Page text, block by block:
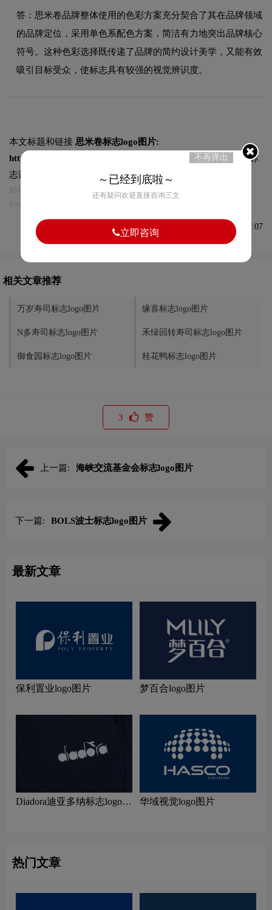
答：思米卷品牌整体使用的色彩方案充分契合了其在品牌领域
的品牌定位，采用单色系配色方案，简洁有力地突出品牌核心
符号。这种色彩选择既传递了品牌的简约设计美学，又能有效
吸引目标受众，使标志具有较强的视觉辨识度。
本文标题和链接 思米卷标志logo图片:
https://logo9.net/works/10680.html
转载时请注明出处为诗宸标
志设计及本链接!
如有内容侵犯您的合法权益，请及时与我们联系
发布于2023-03-23 09:17:07
相关文章推荐
万岁寿司标志logo图片 缘喜标志logo图片
N多寿司标志logo图片 禾绿回转寿司标志logo图片
御食园标志logo图片 桂花鸭标志logo图片
3 赞
上一篇: 海峡交流基金会标志logo图片
下一篇: BOLS波士标志logo图片
最新文章
保利置业logo图片 梦百合logo图片
Diadora迪亚多纳标志logo图
华域视觉logo图片
热门文章
不再弹出
～已经到底啦～
还有疑问欢迎直接咨询三文
立即咨询